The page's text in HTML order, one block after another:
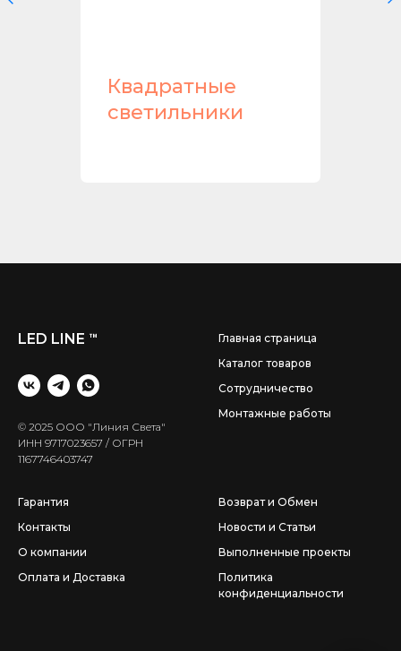
Квадратные
светильники
LED LINE ™
© 2025 ООО "Линия Света"
ИНН 9717023657 / ОГРН
1167746403747
Главная страница
Каталог товаров
Сотрудничество
Монтажные работы
Гарантия
Контакты
О компании
Оплата и Доставка
Возврат и Обмен
Новости и Статьи
Выполненные проекты
Политика
конфиденциальности